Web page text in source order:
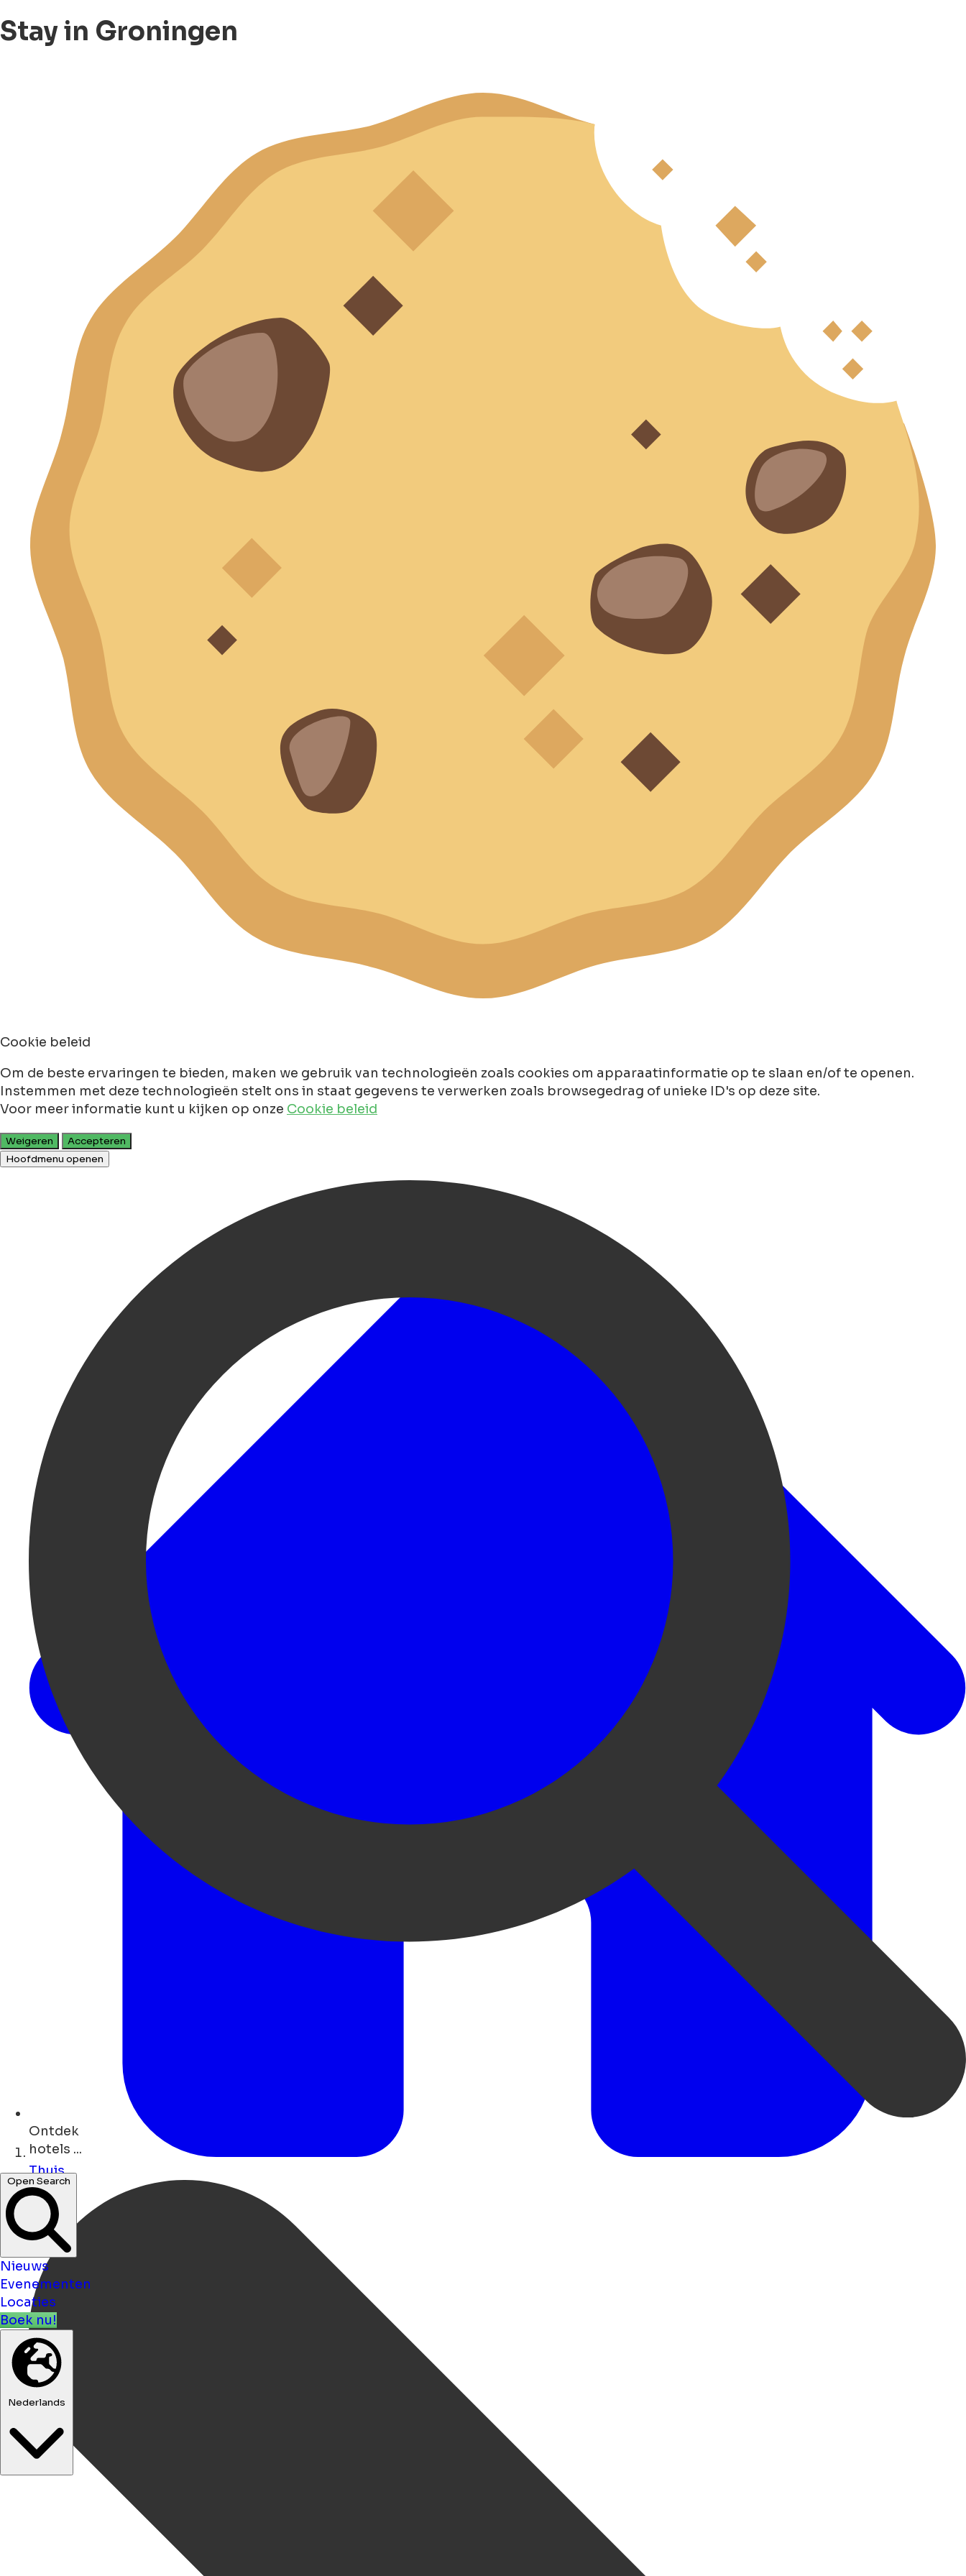
Stay in Groningen
Cookie beleid
Om de beste ervaringen te bieden, maken we gebruik van technologieën zoals cookies om apparaatinformatie op te slaan en/of te openen.
Instemmen met deze technologieën stelt ons in staat gegevens te verwerken zoals browsegedrag of unieke ID's op deze site.
Voor meer informatie kunt u kijken op onze Cookie beleid
Weigeren
Accepteren
Hoofdmenu openen
Ontdek
hotels ...
Open Search
Nieuws
Evenementen
Locaties
Boek nu!
Thuis